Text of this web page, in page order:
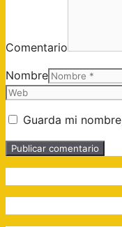
Comentario
Nombre
Guarda mi